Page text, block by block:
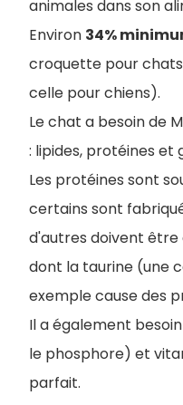
animales dans son
Environ 34%
croquette pour
celle pour chiens).
Le chat a besoin de
: lipides, protéines et
Les protéines sont
certains sont
d'autres doivent
dont la taurine (une
exemple cause des
Il a également
le phosphore) et
parfait.